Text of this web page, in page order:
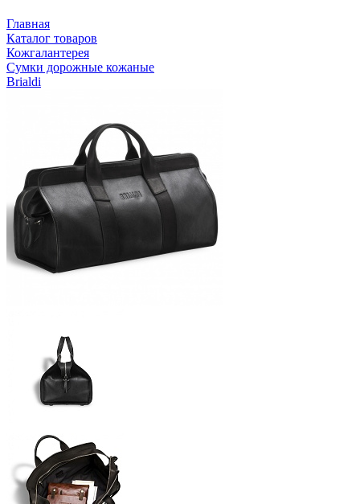
Главная
Каталог товаров
Кожгалантерея
Сумки дорожные кожаные
Brialdi